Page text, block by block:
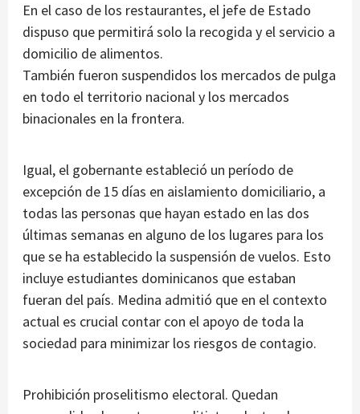
En el caso de los restaurantes, el jefe de Estado
dispuso que permitirá solo la recogida y el servicio a
domicilio de alimentos.
También fueron suspendidos los mercados de pulga
en todo el territorio nacional y los mercados
binacionales en la frontera.
Igual, el gobernante estableció un período de
excepción de 15 días en aislamiento domiciliario, a
todas las personas que hayan estado en las dos
últimas semanas en alguno de los lugares para los
que se ha establecido la suspensión de vuelos. Esto
incluye estudiantes dominicanos que estaban
fueran del país. Medina admitió que en el contexto
actual es crucial contar con el apoyo de toda la
sociedad para minimizar los riesgos de contagio.
Prohibición proselitismo electoral. Quedan